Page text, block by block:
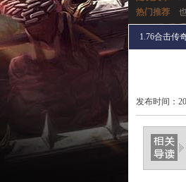
热门推荐
1.76合击传
发布时间：